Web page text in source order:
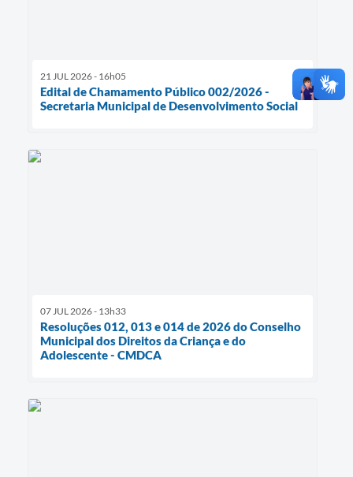
21 JUL 2026 - 16h05
Edital de Chamamento Público 002/2026 -
Secretaria Municipal de Desenvolvimento Social
07 JUL 2026 - 13h33
Resoluções 012, 013 e 014 de 2026 do Conselho
Municipal dos Direitos da Criança e do
Adolescente - CMDCA